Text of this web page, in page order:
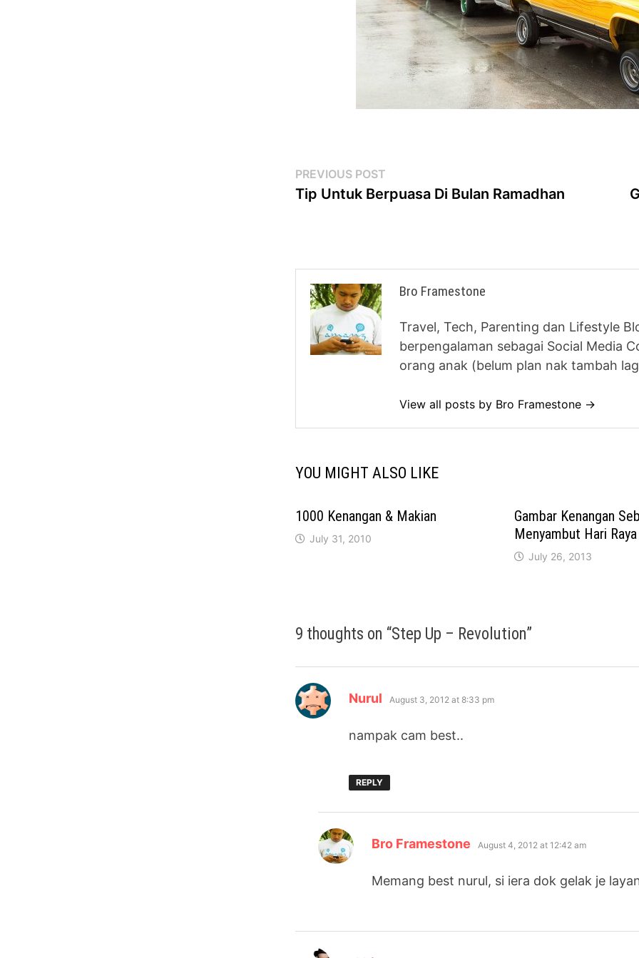
Post
navigation
PREVIOUS POST
post:
Tip Untuk Berpuasa Di Bulan Ramadhan
Bro Framestone
Travel, Tech, Parenting dan Lifestyle
berpengalaman sebagai Social Media
orang anak (belum plan nak tambah
View all posts by Bro Framestone →
YOU MIGHT ALSO LIKE
1000 Kenangan & Makian
July 31, 2010
Gambar Kenangan
Menyambut Hari Raya
July 26, 2013
9 thoughts on “Step Up – Revolution”
Nurul says:
August 3, 2012 at 8:33 pm
nampak cam best..
REPLY
Bro Framestone says:
August 4, 2012 at 12:42 am
Memang best nurul, si iera dok gelak je